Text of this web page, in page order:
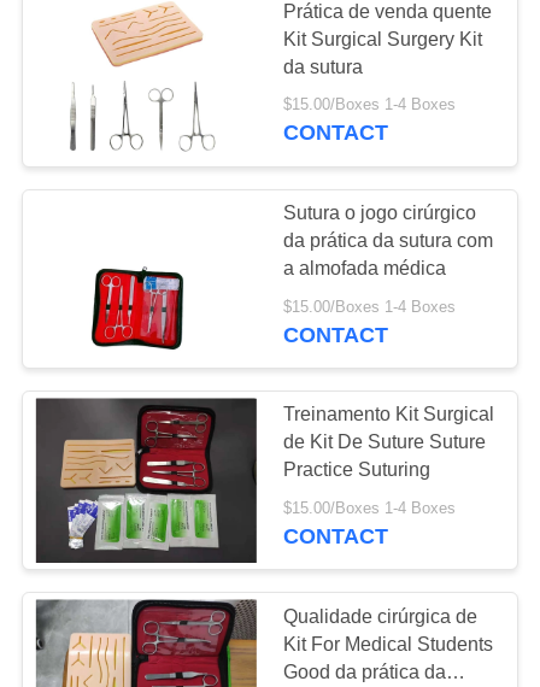
CONTACTE-
NOS
PEÇA
CITAÇÕES
MAPA
DO
SITE
PRIVACY
POLICY
Prática de venda quente
Kit Surgical Surgery Kit
da sutura
$15.00/Boxes 1-4 Boxes
CONTACT
Sutura o jogo cirúrgico
da prática da sutura com
a almofada médica
$15.00/Boxes 1-4 Boxes
CONTACT
Treinamento Kit Surgical
de Kit De Suture Suture
Practice Suturing
$15.00/Boxes 1-4 Boxes
CONTACT
Qualidade cirúrgica de
Kit For Medical Students
Good da prática da